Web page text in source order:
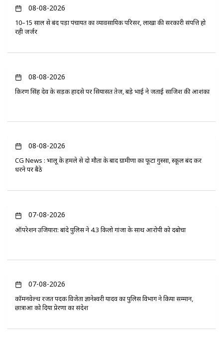
08-08-2026
10–15 साल से बंद पड़ा पंचायत का व्यावसायिक परिसर, लाखों की सरकारी संपत्ति हो
रही जर्जर
08-08-2026
किरण सिंह देव के सड़क हादसे पर सियासत तेज, बड़े भाई ने जताई साजिश की आशंका
08-08-2026
CG News : भालू के हमले से दो मौतों के बाद ग्रामीणों का फूटा गुस्सा, स्कूल बंद कर
धरने पर बैठे
07-08-2026
ऑपरेशन उजियारा: बांदे पुलिस ने 4.3 किलो गांजा के साथ आरोपी को दबोचा
07-08-2026
कॉमनवेल्थ रजत पदक विजेता ज्ञानेश्वरी यादव का पुलिस विभाग ने किया सम्मान,
छात्राओं को दिया प्रेरणा का संदेश